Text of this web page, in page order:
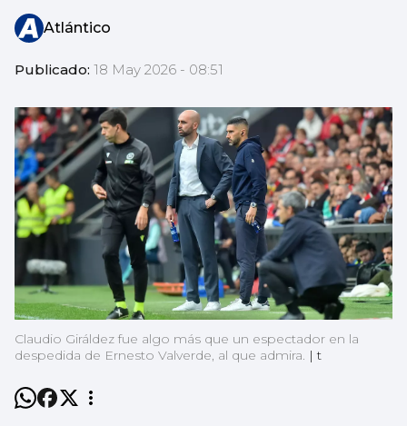
Atlántico
Publicado: 18 May 2026 - 08:51
Claudio Giráldez fue algo más que un espectador en la
despedida de Ernesto Valverde, al que admira. |t